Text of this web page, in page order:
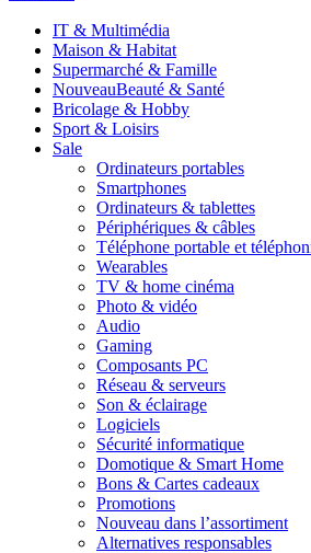
IT & Multimédia
Maison & Habitat
Supermarché & Famille
NouveauBeauté & Santé
Bricolage & Hobby
Sport & Loisirs
Sale
Ordinateurs portables
Smartphones
Ordinateurs & tablettes
Périphériques & câbles
Téléphone portable et
Wearables
TV & home cinéma
Photo & vidéo
Audio
Gaming
Composants PC
Réseau & serveurs
Son & éclairage
Logiciels
Sécurité informatique
Domotique & Smart Home
Bons & Cartes cadeaux
Promotions
Nouveau dans l’assortiment
Alternatives responsables